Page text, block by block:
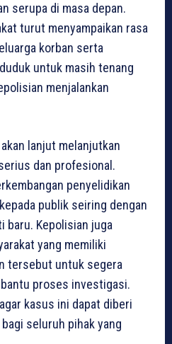
serupa di masa depan.
turut menyampaikan rasa
korban serta
untuk masih tenang
menjalankan
lanjut melanjutkan
dan profesional.
penyelidikan
publik seiring dengan
baru. Kepolisian juga
yang memiliki
tersebut untuk segera
proses investigasi.
kasus ini dapat diberi
seluruh pihak yang